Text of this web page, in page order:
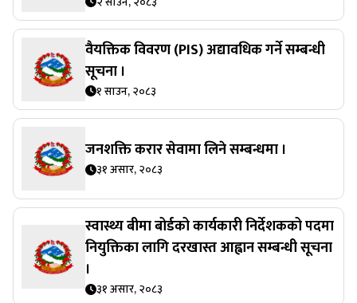
वैयक्तिक विवरण (PIS) अद्यावधिक गर्ने सम्बन्धी
सूचना ।
१ साउन, २०८३
जनशक्ति करार सेवामा लिने सम्बन्धमा ।
३१ असार, २०८३
स्वास्थ्य बीमा बोर्डको कार्यकारी निर्देशकको पदमा
नियुक्तिका लागि दरखास्त आह्वान सम्बन्धी सूचना
।
३१ असार, २०८३